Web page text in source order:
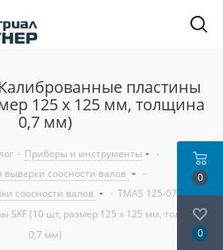
пластины
125 x 125 мм, толщина
0,7 мм)
- Приборы и инструменты
-
соосности валов
-
соосности валов
- TMAS 125-070
SKF (10 шт, размер 125 x 125 мм, толщина
0,7 мм)
0
0